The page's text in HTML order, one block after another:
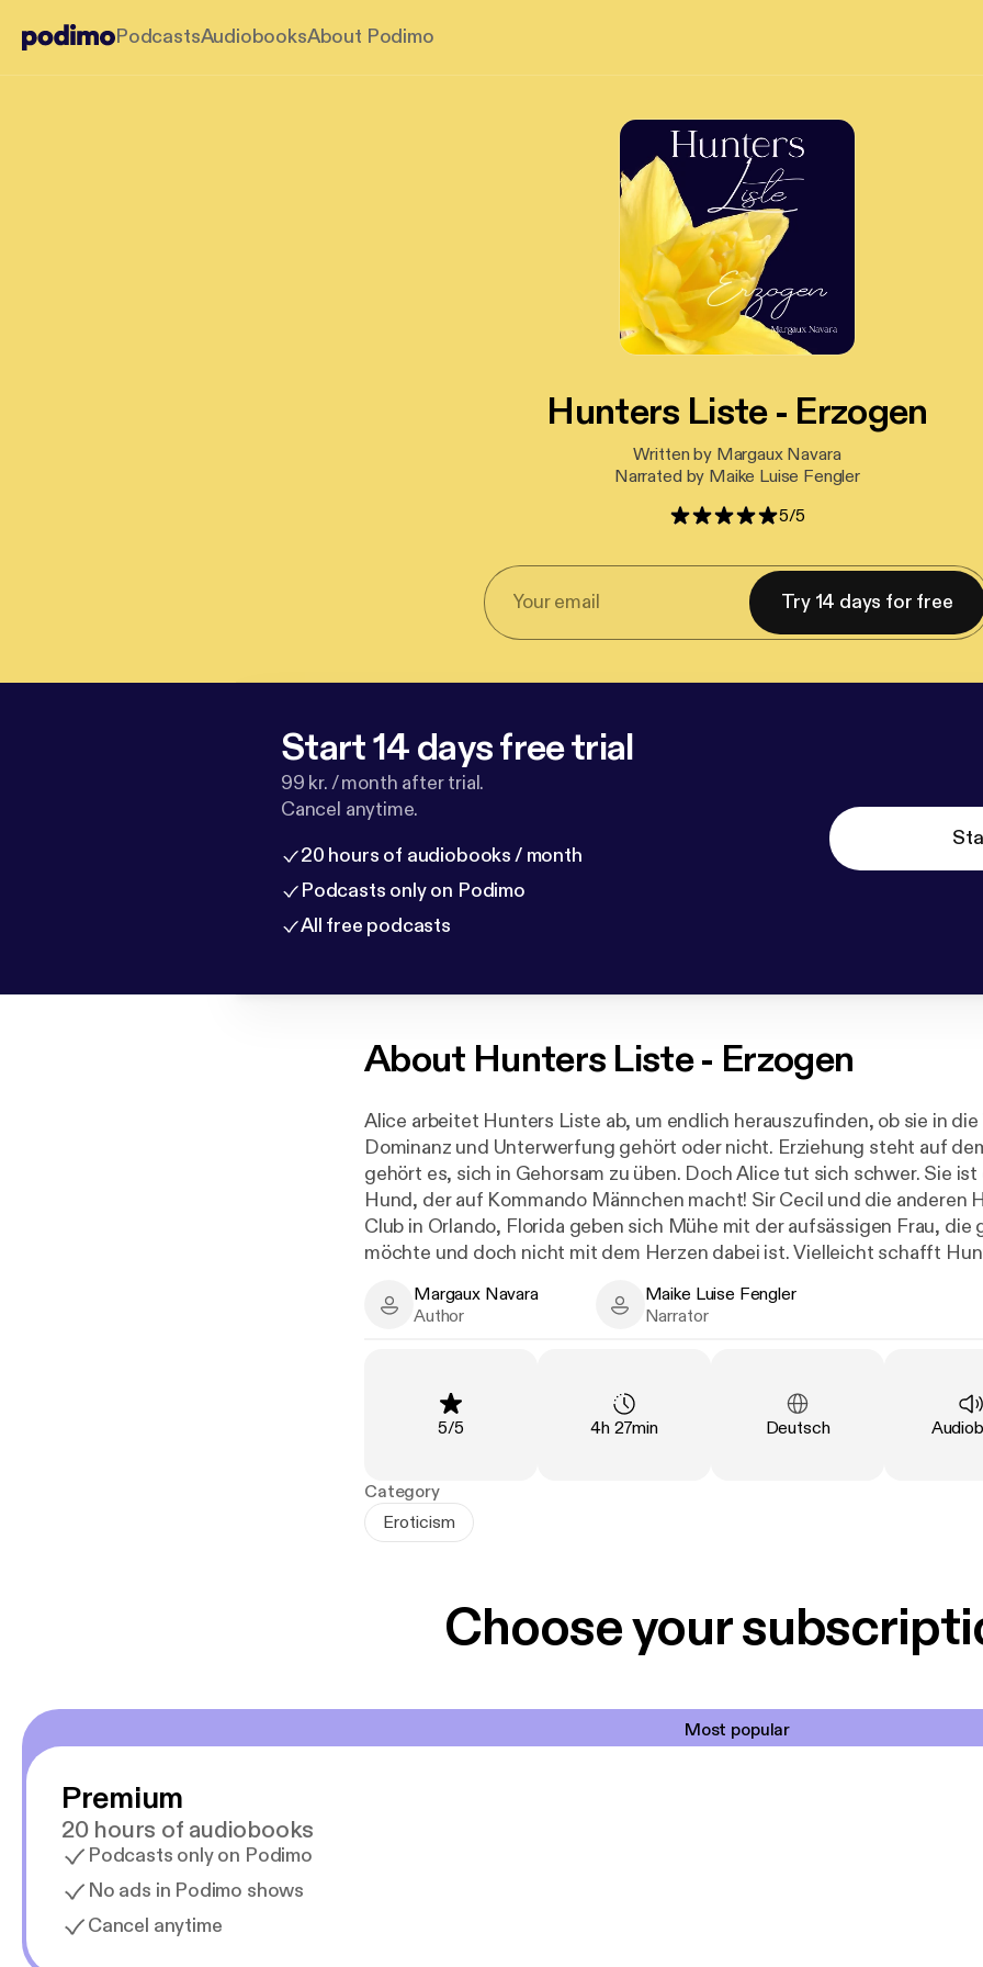
PodcastsAudiobooksAbout Podimo
Hunters Liste - Erzogen
Written by Margaux Navara
Narrated by Maike Luise Fengler
5/5
Try 14 days for free
Start 14 days free trial
99 kr. / month after trial.
Cancel anytime.
20 hours of audiobooks / month
Podcasts only on Podimo
All free podcasts
About Hunters Liste - Erzogen
Alice arbeitet Hunters Liste ab, um endlich herauszufinden, ob sie in
Dominanz und Unterwerfung gehört oder nicht. Erziehung steht auf
gehört es, sich in Gehorsam zu üben. Doch Alice tut sich schwer. Sie ist
Hund, der auf Kommando Männchen macht! Sir Cecil und die anderen
Club in Orlando, Florida geben sich Mühe mit der aufsässigen Frau, die
möchte und doch nicht mit dem Herzen dabei ist. Vielleicht schafft
"Boooaaah ... soeben habe ich die letzten Zeilen dieses Buch beendet
schon liebe."
Margaux Navara - Author
Margaux Navara
Author
Maike Luise Fengler - Narrator
Maike Luise Fengler
Narrator
Rating
5/5 Duration:
4h 27min Language
Deutsch Type:
Category
Eroticism
Choose your
Most popular
Premium
20 hours of audiobooks
Podcasts only on Podimo
No ads in Podimo shows
Cancel anytime